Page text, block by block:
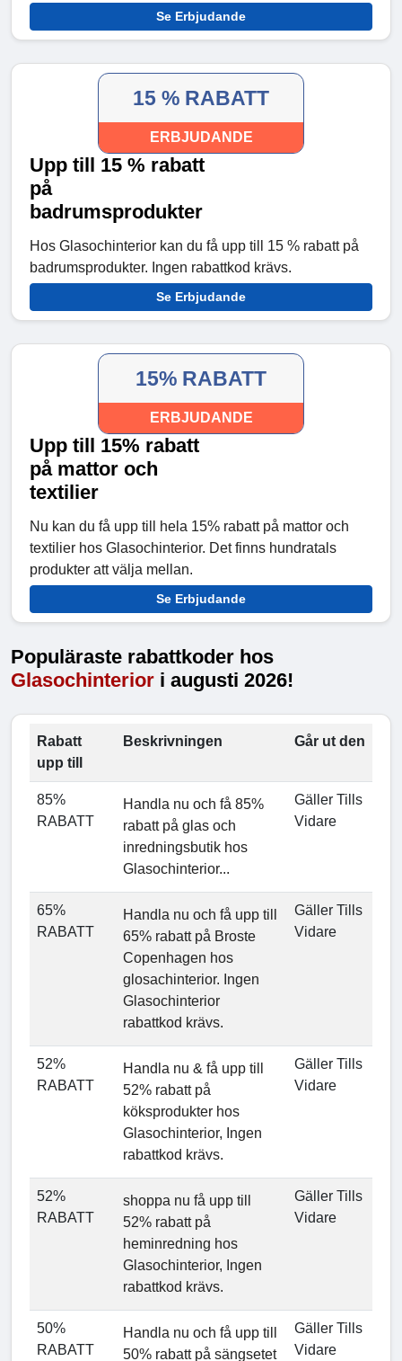
Se Erbjudande
15 % RABATT
ERBJUDANDE
Upp till 15 % rabatt
på
badrumsprodukter
Hos Glasochinterior kan du få upp till 15 % rabatt på
badrumsprodukter. Ingen rabattkod krävs.
Se Erbjudande
15% RABATT
ERBJUDANDE
Upp till 15% rabatt
på mattor och
textilier
Nu kan du få upp till hela 15% rabatt på mattor och
textilier hos Glasochinterior. Det finns hundratals
produkter att välja mellan.
Se Erbjudande
Populäraste rabattkoder hos
Glasochinterior i augusti 2026!
Rabatt
upp till
Beskrivningen Går ut den
85%
RABATT
Handla nu och få 85%
rabatt på glas och
inredningsbutik hos
Glasochinterior...
Gäller Tills
Vidare
65%
RABATT
Handla nu och få upp till
65% rabatt på Broste
Copenhagen hos
glosachinterior. Ingen
Glasochinterior
rabattkod krävs.
Gäller Tills
Vidare
52%
RABATT
Handla nu & få upp till
52% rabatt på
köksprodukter hos
Glasochinterior, Ingen
rabattkod krävs.
Gäller Tills
Vidare
52%
RABATT
shoppa nu få upp till
52% rabatt på
heminredning hos
Glasochinterior, Ingen
rabattkod krävs.
Gäller Tills
Vidare
50%
RABATT
Handla nu och få upp till
50% rabatt på sängsetet
Gäller Tills
Vidare